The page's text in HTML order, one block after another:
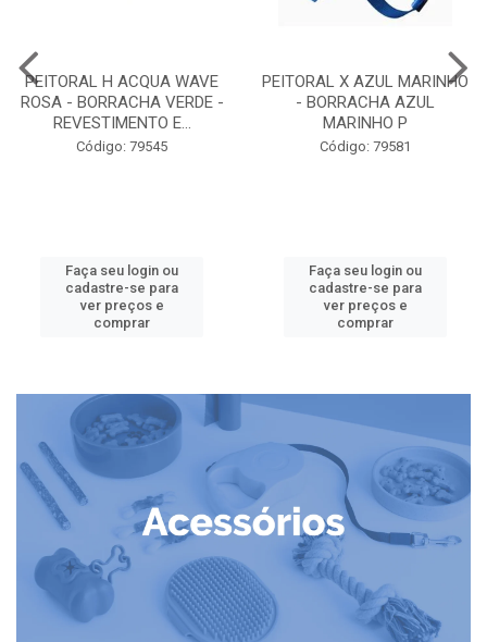
PEITORAL H ACQUA WAVE
ROSA - BORRACHA VERDE -
REVESTIMENTO E...
Código: 79545
Faça seu login ou
cadastre-se para
ver preços e
comprar
PEITORAL X AZUL MARINHO
- BORRACHA AZUL
MARINHO P
Código: 79581
Faça seu login ou
cadastre-se para
ver preços e
comprar